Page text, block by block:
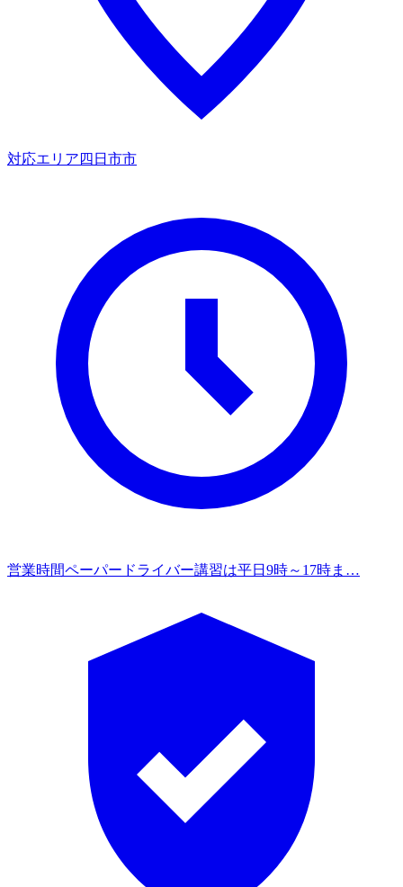
対応エリア 四日市市
営業時間ペーパードライバー講習は平日9時～17時ま…